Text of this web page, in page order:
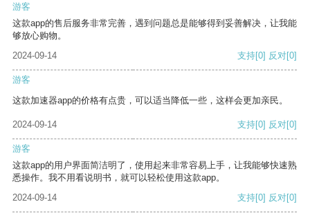
游客
这款app的售后服务非常完善，遇到问题总是能够得到妥善解决，让我能
够放心购物。
2024-09-14
支持[0] 反对[0]
游客
这款加速器app的价格有点贵，可以适当降低一些，这样会更加亲民。
2024-09-14 支持[0] 反对[0]
游客
这款app的用户界面简洁明了，使用起来非常容易上手，让我能够快速熟
悉操作。我不用看说明书，就可以轻松使用这款app。
2024-09-14
支持[0] 反对[0]